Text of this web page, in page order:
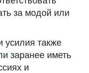
за модой или
усилия также
заранее иметь
и